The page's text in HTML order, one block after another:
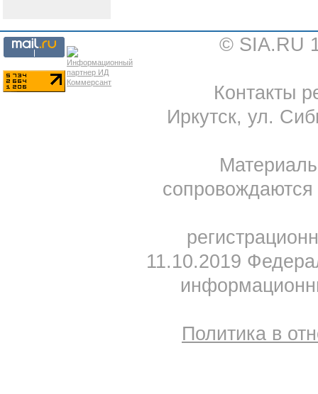
© SIA.RU
Контакты
Иркутск, ул.
11.10.2019
Политика в